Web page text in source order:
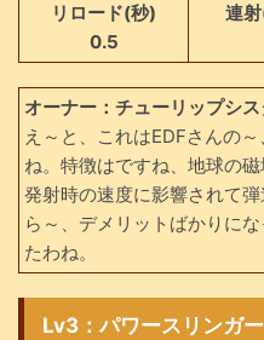
リロード(秒)
0.5
連
オーナー：チューリップシ
え～と、これはEDFさんの
ね。特徴はですね、地球の
発射時の速度に影響されて
ら～、デメリットばかりに
たわね。
Lv3：パワースリンガ